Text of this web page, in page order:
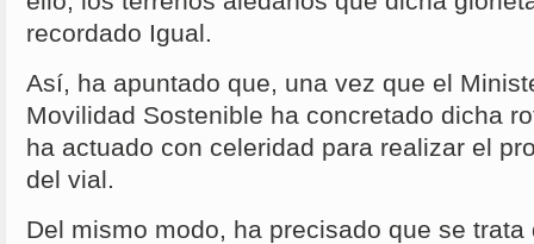
recordado Igual.
Así, ha apuntado que, una vez que el
Movilidad Sostenible ha concretado dicha
ha actuado con celeridad para realizar el
del vial.
Del mismo modo, ha precisado que se trata